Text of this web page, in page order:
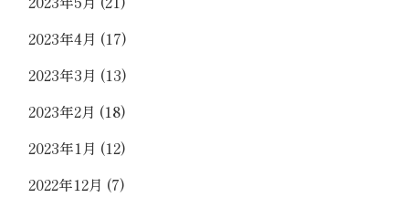
2023年4月 (17)
2023年3月 (13)
2023年2月 (18)
2023年1月 (12)
2022年12月 (7)